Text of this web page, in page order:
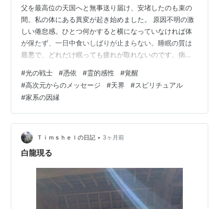
父を最高位の天国へと無事送り届け、安堵したのも束の
間。私の体にある異変が起き始めました。 原因不明の激
しい倦怠感。ひとつ何かすると横になっていなければ体
が保たず、一日中食いしばりが止まらない。睡眠の質は
最悪で、どれだけ眠っても疲れが取れないのです。病院
を上げていました。 さらに追い打ちをかけるように、夫
が、日増しに私に対して冷たく、辛く当たるようになっ
たのです。肉体の痛みと、最も身近な人からの精神的な
攻撃。私は深い暗闇の中に突き落とされたような心地で
した。 一体、何が起こっていたのか。 今はわかりまし
た。それは、光の戦士としての『最終浄化』だっ…
#光の戦士 #憑依 #霊的感性 #覚醒
#高次元からのメッセージ #天界 #スピリチュアル
#家系の因縁
Ｔｉｍｓｈｅｌの日記 • 3ヶ月前
白龍現る